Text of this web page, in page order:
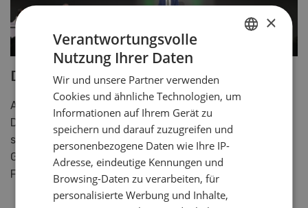
Delegiertenvsersammlung der fenaco
Am 25. Juni 2025 fand die 32. ordentliche
Delegiertenversammlung der fenaco Genossenschaft
statt. Die Mitglieder nahmen sämtliche statutarischen
Geschäfte an. Die Versammlung stand im Zeichen des
Führungswechsels an der Spitze des Unternehmens.
×
Verantwortungsvolle
Nutzung Ihrer Daten
Wir und unsere Partner verwenden
Cookies und ähnliche Technologien, um
Informationen auf Ihrem Gerät zu
speichern und darauf zuzugreifen und
personenbezogene Daten wie Ihre IP-
Adresse, eindeutige Kennungen und
Browsing-Daten zu verarbeiten, für
personalisierte Werbung und Inhalte,